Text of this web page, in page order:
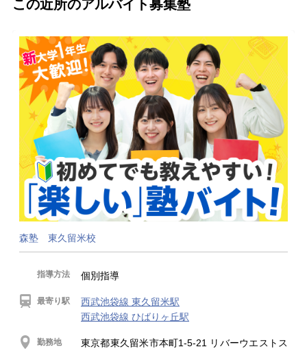
この近所のアルバイト募集塾
森塾 東久留米校
指導方法 個別指導
最寄り駅
西武池袋線 東久留米駅
西武池袋線 ひばりヶ丘駅
勤務地
東京都東久留米市本町1-5-21 リバーウエストス